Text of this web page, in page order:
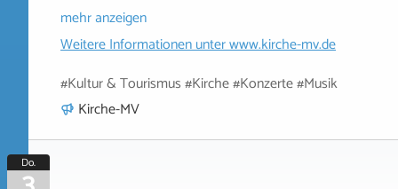
mehr anzeigen
Weitere Informationen unterwww.kirche-mv.de
#Kultur & Tourismus #Kirche #Konzerte #Musik
Kirche-MV
Do.